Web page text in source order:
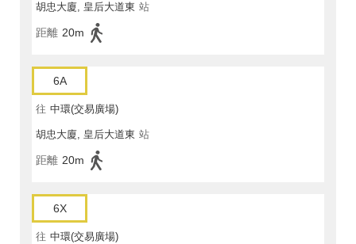
胡忠大廈, 皇后大道東 站
距離 20m
6A
往 中環(交易廣場)
胡忠大廈, 皇后大道東 站
距離 20m
6X
往 中環(交易廣場)